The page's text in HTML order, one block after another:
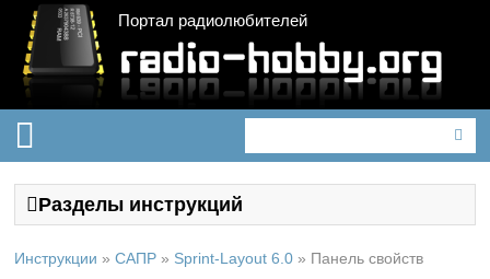
Портал радиолюбителей
Разделы инструкций
Инструкции » САПР » Sprint-Layout 6.0 » Панель свойств